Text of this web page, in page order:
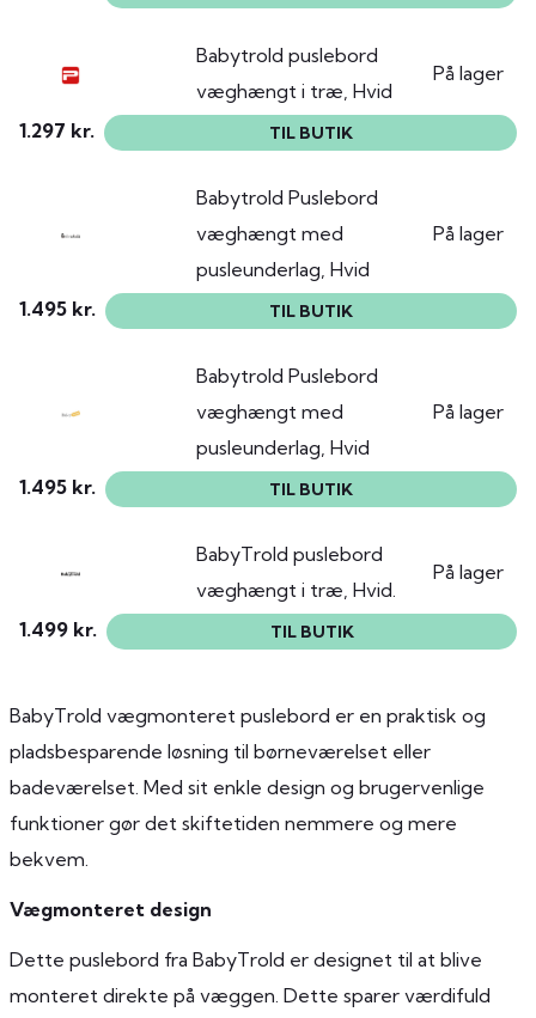
Babytrold puslebord
væghængt i træ, Hvid
På lager
1.297 kr. TIL BUTIK
Babytrold Puslebord
væghængt med
pusleunderlag, Hvid
På lager
1.495 kr. TIL BUTIK
Babytrold Puslebord
væghængt med
pusleunderlag, Hvid
På lager
1.495 kr. TIL BUTIK
BabyTrold puslebord
væghængt i træ, Hvid.
På lager
1.499 kr. TIL BUTIK
BabyTrold vægmonteret puslebord er en praktisk og
pladsbesparende løsning til børneværelset eller
badeværelset. Med sit enkle design og brugervenlige
funktioner gør det skiftetiden nemmere og mere
bekvem.
Vægmonteret design
Dette puslebord fra BabyTrold er designet til at blive
monteret direkte på væggen. Dette sparer værdifuld